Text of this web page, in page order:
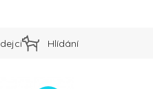
Hlídání